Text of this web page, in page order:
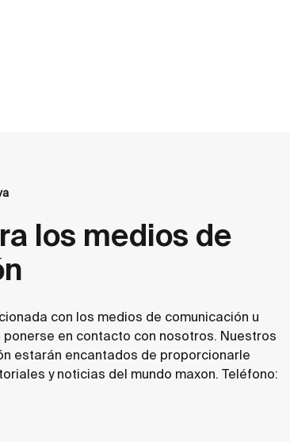
los medios de
con los medios de comunicación u
en contacto con nosotros. Nuestros
estarán encantados de proporcionarle
y noticias del mundo maxon. Teléfono: